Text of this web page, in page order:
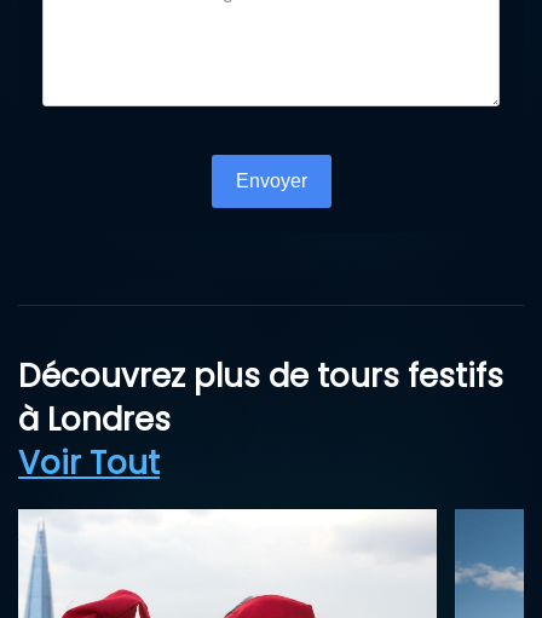
Envoyer
Découvrez plus de tours festifs
à Londres
Voir Tout